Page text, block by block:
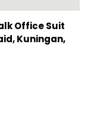
Office Suit
Kuningan,